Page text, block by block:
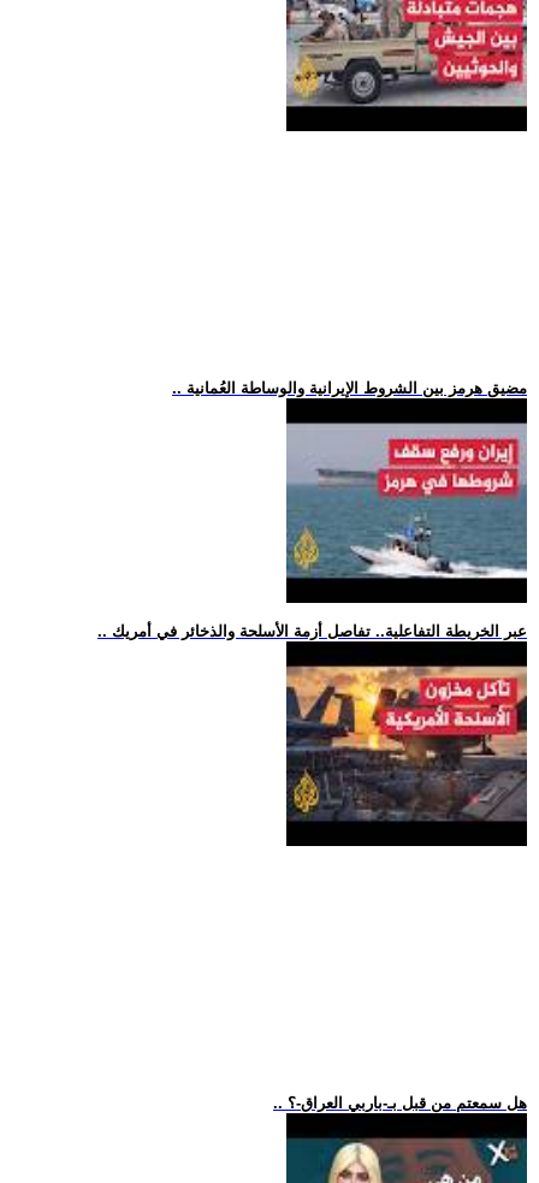
.. مضيق هرمز بين الشروط الإيرانية والوساطة العُمانية
.. عبر الخريطة التفاعلية.. تفاصل أزمة الأسلحة والذخائر في أمريك
.. هل سمعتم من قبل بـ-باربي العراق-؟